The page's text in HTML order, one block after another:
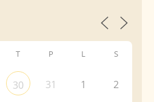
T P L S
30 31 1 2